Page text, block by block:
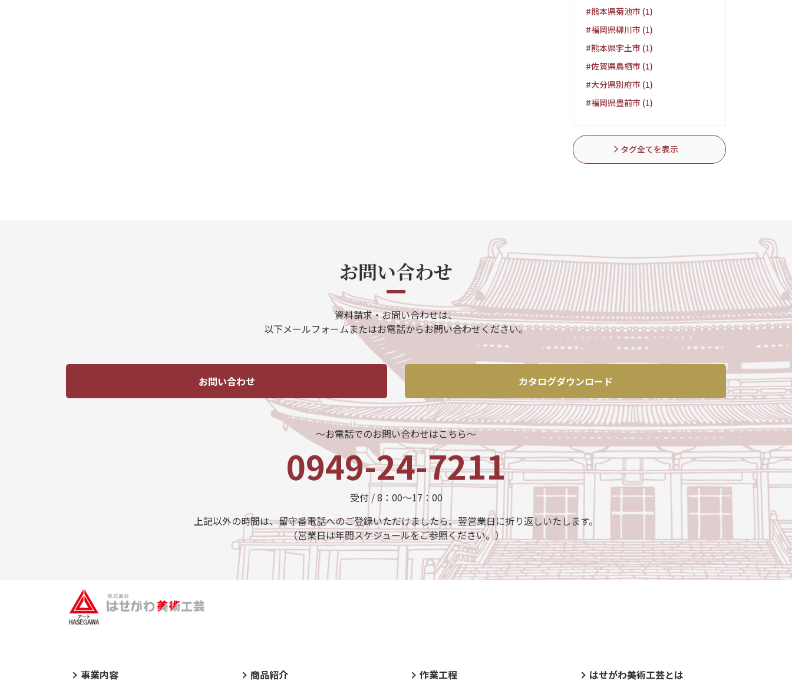
#熊本県菊池市 (1)
#福岡県柳川市 (1)
#熊本県宇土市 (1)
#佐賀県鳥栖市 (1)
#大分県別府市 (1)
#福岡県豊前市 (1)
タグ全てを表示
お問い合わせ
資料請求・お問い合わせは、
以下メールフォームまたはお電話からお問い合わせください。
お問い合わせ カタログダウンロード
～お電話でのお問い合わせはこちら～
0949-24-7211
受付 / 8：00～17：00
上記以外の時間は、留守番電話へのご登録いただけましたら、翌営業日に折り返しいたします。
（営業日は年間スケジュールをご参照ください。）
事業内容 商品紹介 作業工程
はせがわ美術工芸とは